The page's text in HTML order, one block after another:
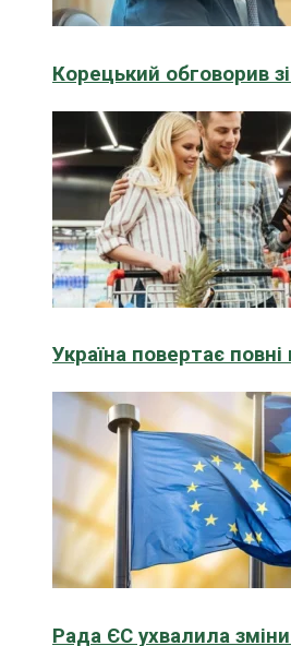
Корецький обговорив
Україна повертає
Рада ЄС ухвалила